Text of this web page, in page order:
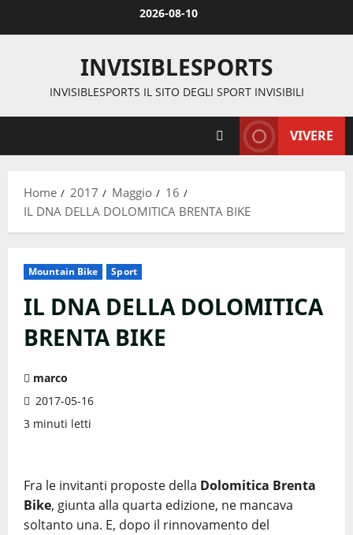
2026-08-10
INVISIBLESPORTS
INVISIBLESPORTS IL SITO DEGLI SPORT INVISIBILI
VIVERE
Home 2017 Maggio
16
IL DNA DELLA DOLOMITICA BRENTA BIKE
Mountain Bike Sport
IL DNA DELLA DOLOMITICA
BRENTA BIKE
marco
2017-05-16
3 minuti letti
Fra le invitanti proposte della Dolomitica Brenta
Bike, giunta alla quarta edizione, ne mancava
soltanto una. E, dopo il rinnovamento del